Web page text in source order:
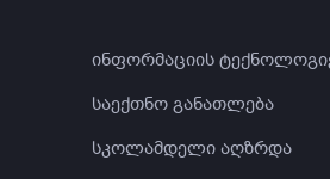
ინფორმაციის
საექთნო განათლება
სკოლამდელი აღზრდა